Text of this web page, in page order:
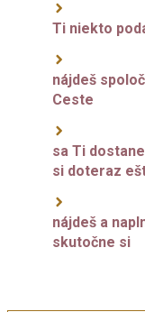
Ti niekto
nájdeš
Ceste
sa Ti
si doteraz
nájdeš a
skutočne si